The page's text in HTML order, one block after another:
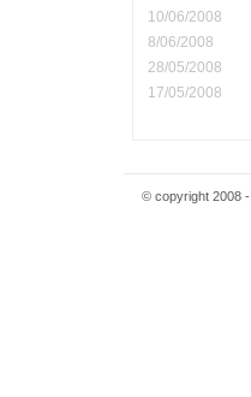
10/06/2008
8/06/2008
28/05/2008
17/05/2008
© copyright 2008 -